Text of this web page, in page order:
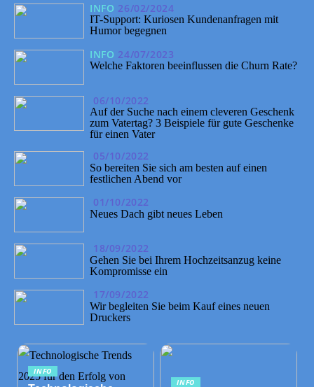
INFO 26/02/2024
IT-Support: Kuriosen Kundenanfragen mit
Humor begegnen
INFO 24/07/2023
Welche Faktoren beeinflussen die Churn Rate?
06/10/2022
Auf der Suche nach einem cleveren Geschenk
zum Vatertag? 3 Beispiele für gute Geschenke
für einen Vater
05/10/2022
So bereiten Sie sich am besten auf einen
festlichen Abend vor
01/10/2022
Neues Dach gibt neues Leben
18/09/2022
Gehen Sie bei Ihrem Hochzeitsanzug keine
Kompromisse ein
17/09/2022
Wir begleiten Sie beim Kauf eines neuen
Druckers
INFO
INFO